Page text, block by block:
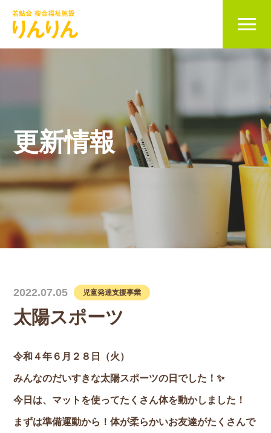
更新情報
2022.07.05 児童発達支援事業
太陽スポーツ
令和４年６月２８日（火）
みんなのだいすきな太陽スポーツの日でした！✨
今日は、マットを使ってたくさん体を動かしました！
まずは準備運動から！体が柔らかいお友達がたくさんで
児童発達支援事業
放課後等デイサービス
利用開始の流れ